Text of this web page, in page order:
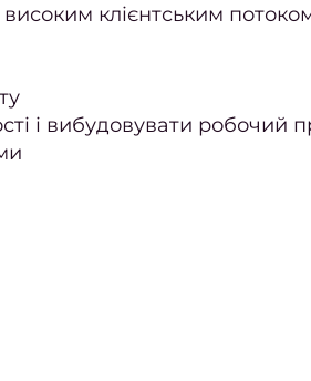
клієнтським
і вибудовувати робочий